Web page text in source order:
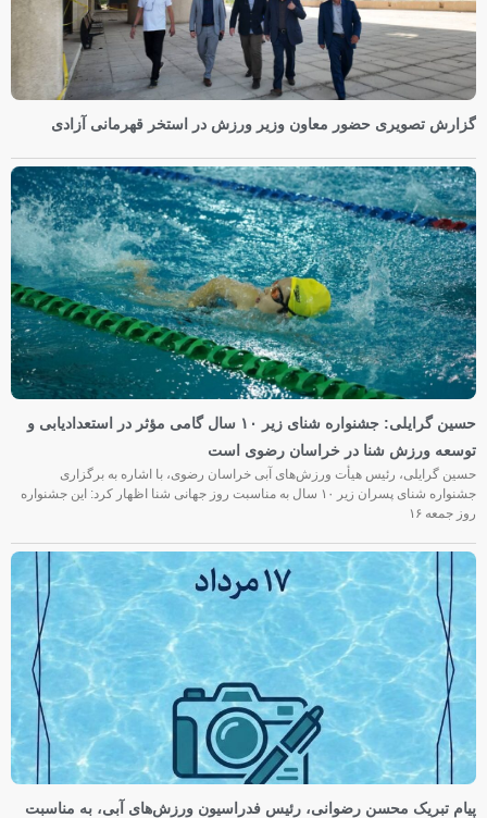
گزارش تصویری حضور معاون وزیر ورزش در استخر قهرمانی آزادی
حسین گرایلی: جشنواره شنای زیر ۱۰ سال گامی مؤثر در استعدادیابی و
توسعه ورزش شنا در خراسان رضوی است
حسین گرایلی، رئیس هیأت ورزش‌های آبی خراسان رضوی، با اشاره به برگزاری
جشنواره شنای پسران زیر ۱۰ سال به مناسبت روز جهانی شنا اظهار کرد: این جشنواره
روز جمعه‌ ۱۶
پیام تبریک محسن رضوانی، رئیس فدراسیون ورزش‌های آبی، به مناسبت